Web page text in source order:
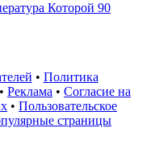
Которой 90
• Политика
• Реклама • Согласие на
• Пользовательское
страницы